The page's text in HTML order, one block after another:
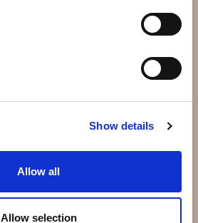
Show details
Allow all
Allow selection
51.015 - 100x70mm 3mm
43 kr